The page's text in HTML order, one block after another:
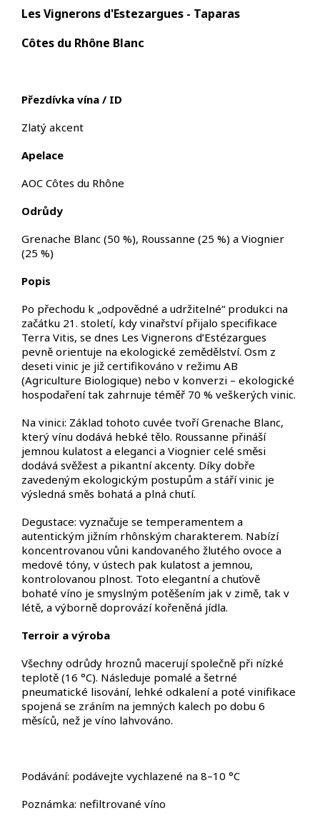
Les Vignerons d'Estezargues - Taparas
Côtes du Rhône Blanc
Přezdívka vína / ID
Zlatý akcent
Apelace
AOC Côtes du Rhône
Odrůdy
Grenache Blanc (50 %), Roussanne (25 %) a Viognier
(25 %)
Popis
Po přechodu k „odpovědné a udržitelné“ produkci na
začátku 21. století, kdy vinařství přijalo specifikace
Terra Vitis, se dnes Les Vignerons d’Estézargues
pevně orientuje na ekologické zemědělství. Osm z
deseti vinic je již certifikováno v režimu AB
(Agriculture Biologique) nebo v konverzi – ekologické
hospodaření tak zahrnuje téměř 70 % veškerých vinic.
Na vinici: Základ tohoto cuvée tvoří Grenache Blanc,
který vínu dodává hebké tělo. Roussanne přináší
jemnou kulatost a eleganci a Viognier celé směsi
dodává svěžest a pikantní akcenty. Díky dobře
zavedeným ekologickým postupům a stáří vinic je
výsledná směs bohatá a plná chutí.
Degustace: vyznačuje se temperamentem a
autentickým jižním rhônským charakterem. Nabízí
koncentrovanou vůni kandovaného žlutého ovoce a
medové tóny, v ústech pak kulatost a jemnou,
kontrolovanou plnost. Toto elegantní a chuťově
bohaté víno je smyslným potěšením jak v zimě, tak v
létě, a výborně doprovází kořeněná jídla.
Terroir a výroba
Všechny odrůdy hroznů macerují společně při nízké
teplotě (16 °C). Následuje pomalé a šetrné
pneumatické lisování, lehké odkalení a poté vinifikace
spojená se zráním na jemných kalech po dobu 6
měsíců, než je víno lahvováno.
Podávání: podávejte vychlazené na 8–10 °C
Poznámka: nefiltrované víno